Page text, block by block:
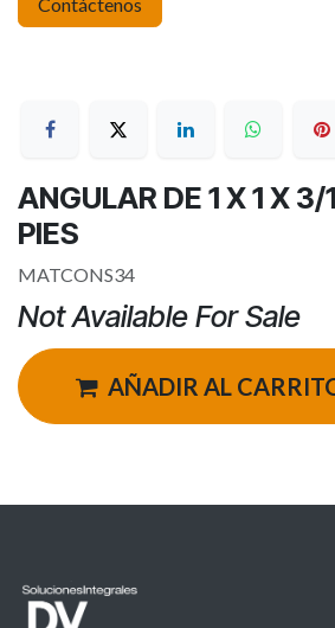
ANGULAR DE 1 X 1 X
PIES
MATCONS34
Not Available For Sale
AÑADIR AL